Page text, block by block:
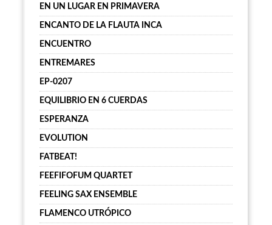
EN UN LUGAR EN PRIMAVERA
ENCANTO DE LA FLAUTA INCA
ENCUENTRO
ENTREMARES
EP-0207
EQUILIBRIO EN 6 CUERDAS
ESPERANZA
EVOLUTION
FATBEAT!
FEEFIFOFUM QUARTET
FEELING SAX ENSEMBLE
FLAMENCO UTRÓPICO